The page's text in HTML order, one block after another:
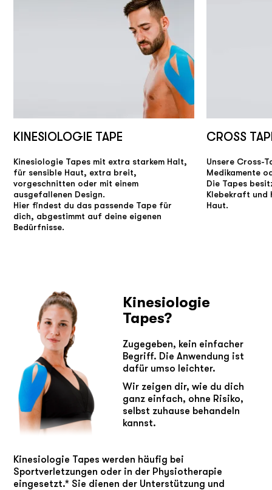
KINESIOLOGIE TAPE
Kinesiologie Tapes mit extra starkem Halt,
für sensible Haut, extra breit,
vorgeschnitten oder mit einem
ausgefallenen Design.
Hier findest du das passende Tape für
dich, abgestimmt auf deine eigenen
Bedürfnisse.
CROSS
Unsere Cross-
Medikamente
Die Tapes
Klebekraft und
Haut.
Kinesiologie
Tapes?
Zugegeben, kein einfacher
Begriff. Die Anwendung ist
dafür umso leichter.
Wir zeigen dir, wie du dich
ganz einfach, ohne Risiko,
selbst zuhause behandeln
kannst.
Kinesiologie Tapes werden häufig bei
Sportverletzungen oder in der Physiotherapie
eingesetzt.* Sie dienen der Unterstützung und